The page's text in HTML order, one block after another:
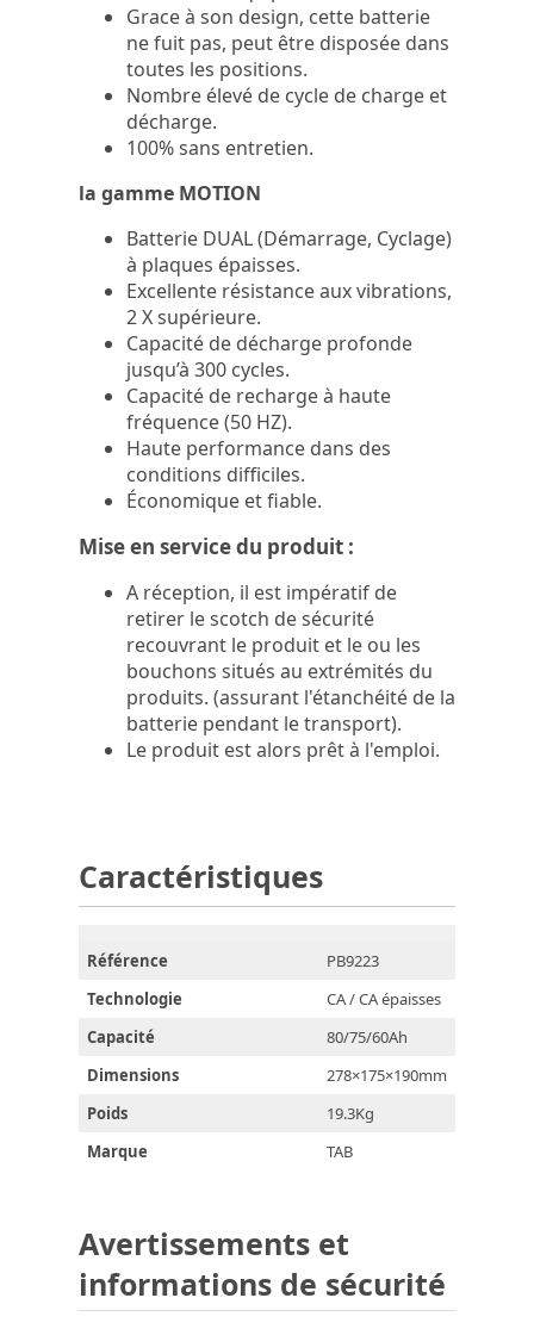
Grace à son design, cette batterie
ne fuit pas, peut être disposée dans
toutes les positions.
Nombre élevé de cycle de charge et
décharge.
100% sans entretien.
la gamme MOTION
Batterie DUAL (Démarrage, Cyclage)
à plaques épaisses.
Excellente résistance aux vibrations,
2 X supérieure.
Capacité de décharge profonde
jusqu’à 300 cycles.
Capacité de recharge à haute
fréquence (50 HZ).
Haute performance dans des
conditions difficiles.
Économique et fiable.
Mise en service du produit :
A réception, il est impératif de
retirer le scotch de sécurité
recouvrant le produit et le ou les
bouchons situés au extrémités du
produits. (assurant l'étanchéité de la
batterie pendant le transport).
Le produit est alors prêt à l'emploi.
Caractéristiques
Référence
PB9223
Technologie
CA / CA épaisses
Capacité
80/75/60Ah
Dimensions
278×175×190mm
Poids
19.3Kg
Marque
TAB
Avertissements et
informations de sécurité